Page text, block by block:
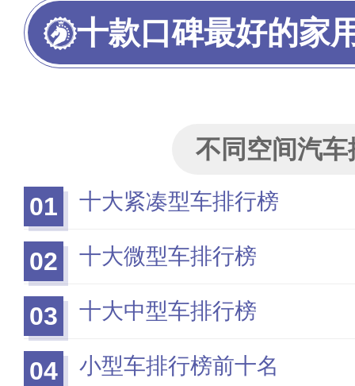
十款口碑最好的家
不同空间汽车
01
十大紧凑型车排行榜
02 十大微型车排行榜
03 十大中型车排行榜
04 小型车排行榜前十名